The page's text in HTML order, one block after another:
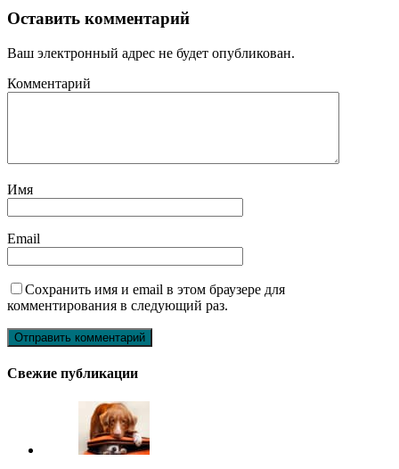
Оставить комментарий
Ваш электронный адрес не будет опубликован.
Комментарий
Имя
Email
Сохранить имя и email в этом браузере для
комментирования в следующий раз.
Свежие публикации